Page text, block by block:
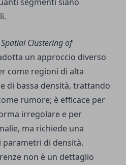
Clustering of
un approccio diverso
come regioni di alta
di bassa densità, trattando
rumore; è efficace per
irregolare e per
ma richiede una
di densità.
non è un dettaglio